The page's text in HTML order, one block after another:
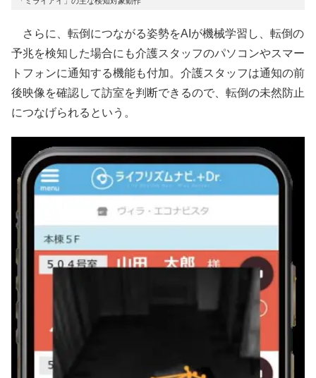
さらに、転倒につながる姿勢をAIが機械学習し、転倒の
予兆を検知した場合にも介護スタッフのパソコンやスマー
トフォンに通知する機能も付加。介護スタッフは通知の前
後映像を確認して訪室を判断できるので、転倒の未然防止
につなげられるという。